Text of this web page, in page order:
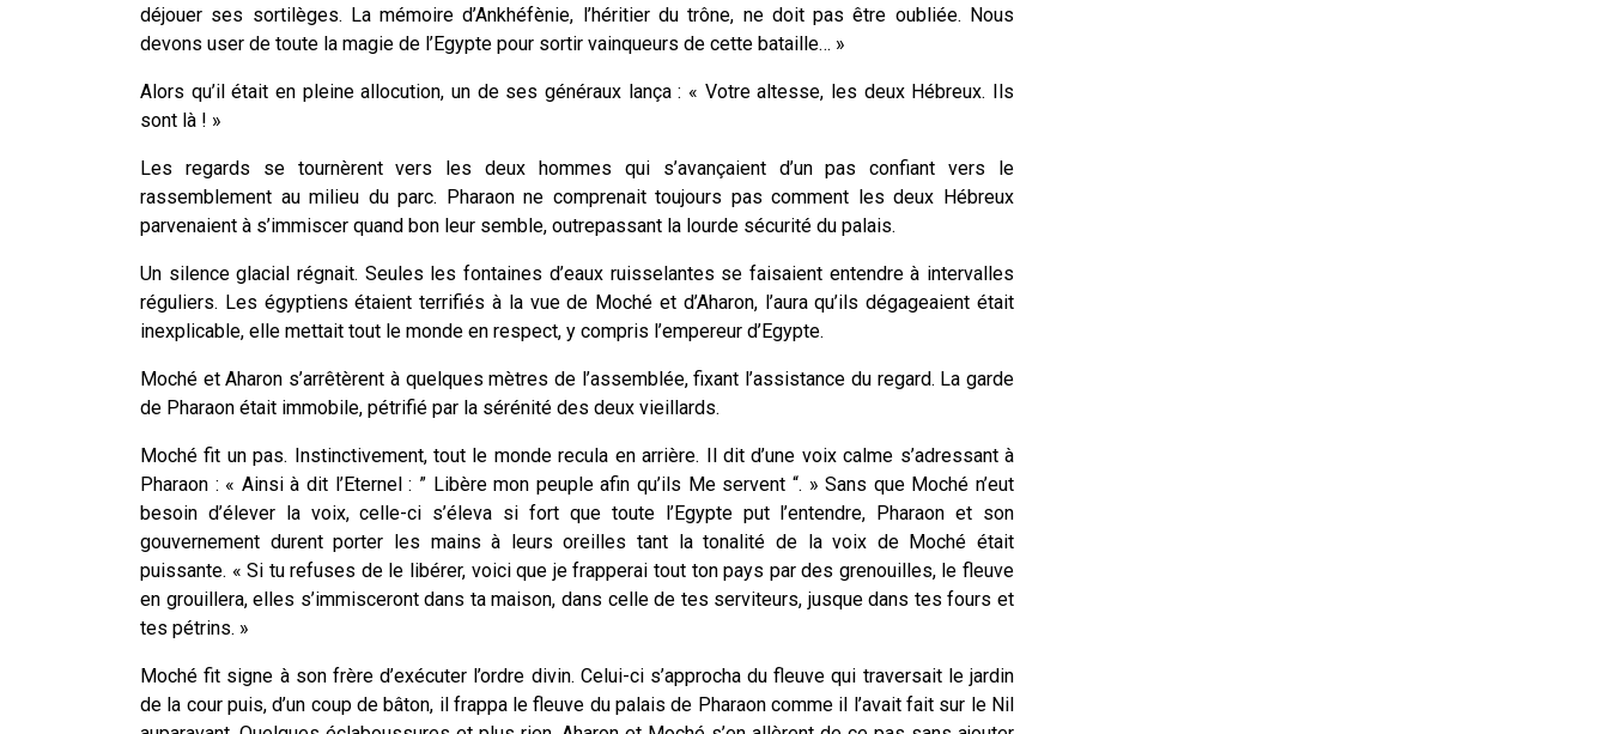
déjouer ses sortilèges. La mémoire d’Ankhéfènie, l’héritier du trône, ne doit pas être oubliée. Nous
devons user de toute la magie de l’Egypte pour sortir vainqueurs de cette bataille… »
Alors qu’il était en pleine allocution, un de ses généraux lança : « Votre altesse, les deux Hébreux. Ils
sont là ! »
Les regards se tournèrent vers les deux hommes qui s’avançaient d’un pas confiant vers le
rassemblement au milieu du parc. Pharaon ne comprenait toujours pas comment les deux Hébreux
parvenaient à s’immiscer quand bon leur semble, outrepassant la lourde sécurité du palais.
Un silence glacial régnait. Seules les fontaines d’eaux ruisselantes se faisaient entendre à intervalles
réguliers. Les égyptiens étaient terrifiés à la vue de Moché et d’Aharon, l’aura qu’ils dégageaient était
inexplicable, elle mettait tout le monde en respect, y compris l’empereur d’Egypte.
Moché et Aharon s’arrêtèrent à quelques mètres de l’assemblée, fixant l’assistance du regard. La garde
de Pharaon était immobile, pétrifié par la sérénité des deux vieillards.
Moché fit un pas. Instinctivement, tout le monde recula en arrière. Il dit d’une voix calme s’adressant à
Pharaon : « Ainsi à dit l’Eternel : ” Libère mon peuple afin qu’ils Me servent “. » Sans que Moché n’eut
besoin d’élever la voix, celle-ci s’éleva si fort que toute l’Egypte put l’entendre, Pharaon et son
gouvernement durent porter les mains à leurs oreilles tant la tonalité de la voix de Moché était
puissante. « Si tu refuses de le libérer, voici que je frapperai tout ton pays par des grenouilles, le fleuve
en grouillera, elles s’immisceront dans ta maison, dans celle de tes serviteurs, jusque dans tes fours et
tes pétrins. »
Moché fit signe à son frère d’exécuter l’ordre divin. Celui-ci s’approcha du fleuve qui traversait le jardin
de la cour puis, d’un coup de bâton, il frappa le fleuve du palais de Pharaon comme il l’avait fait sur le Nil